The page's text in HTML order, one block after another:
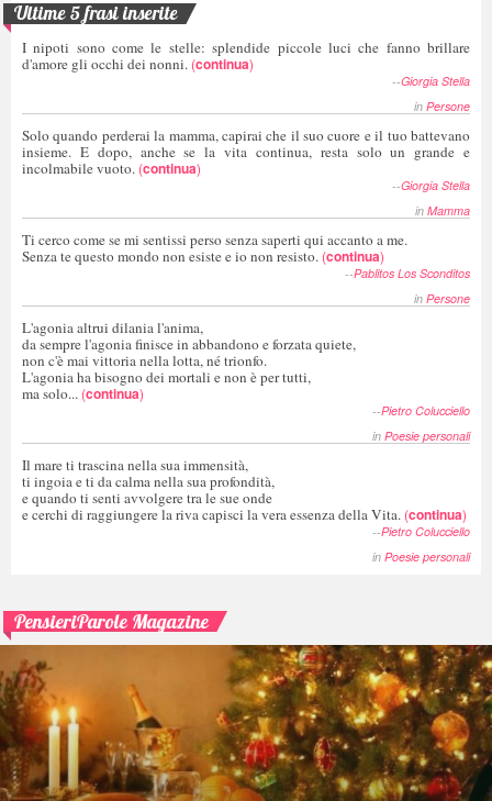
Ultime 5 frasi inserite
I nipoti sono come le stelle: splendide piccole luci che fanno brillare
d'amore gli occhi dei nonni. (continua)
--Giorgia Stella
in Persone
Solo quando perderai la mamma, capirai che il suo cuore e il tuo battevano
insieme. E dopo, anche se la vita continua, resta solo un grande e
incolmabile vuoto. (continua)
--Giorgia Stella
in Mamma
Ti cerco come se mi sentissi perso senza saperti qui accanto a me.
Senza te questo mondo non esiste e io non resisto. (continua)
--Pablitos Los Sconditos
in Persone
L'agonia altrui dilania l'anima,
da sempre l'agonia finisce in abbandono e forzata quiete,
non c'è mai vittoria nella lotta, né trionfo.
L'agonia ha bisogno dei mortali e non è per tutti,
ma solo... (continua)
--Pietro Colucciello
in Poesie personali
Il mare ti trascina nella sua immensità,
ti ingoia e ti da calma nella sua profondità,
e quando ti senti avvolgere tra le sue onde
e cerchi di raggiungere la riva capisci la vera essenza della Vita. (continua)
--Pietro Colucciello
in Poesie personali
PensieriParole Magazine